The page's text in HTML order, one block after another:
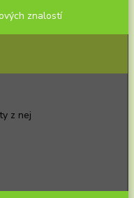
znalostí
z nej